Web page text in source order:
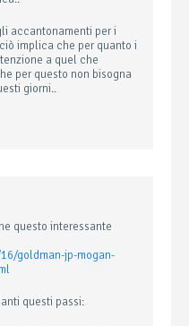
accantonamenti per i
implica che per quanto i
a quel che
per questo non bisogna
giorni..
questo interessante
goldman-jp-mogan-
questi passi: